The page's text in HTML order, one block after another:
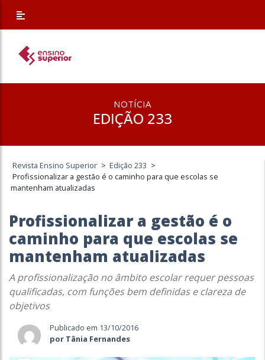
NOTÍCIA
EDIÇÃO 233
Revista Ensino Superior > Edição 233 >
Profissionalizar a gestão é o caminho para que escolas se
mantenham atualizadas
Profissionalizar a gestão é o
caminho para que escolas se
mantenham atualizadas
A profissionalização no âmbito escolar requer pessoas
qualificadas, com funções bem definidas e clareza de
objetivos
Publicado em 13/10/2016
por Tânia Fernandes